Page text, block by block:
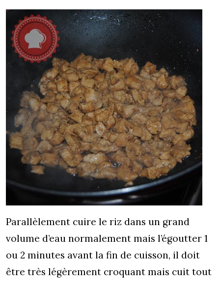
Parallèlement cuire le riz dans un grand
volume d’eau normalement mais l’égoutter 1
ou 2 minutes avant la fin de cuisson, il doit
être très légèrement croquant mais cuit tout